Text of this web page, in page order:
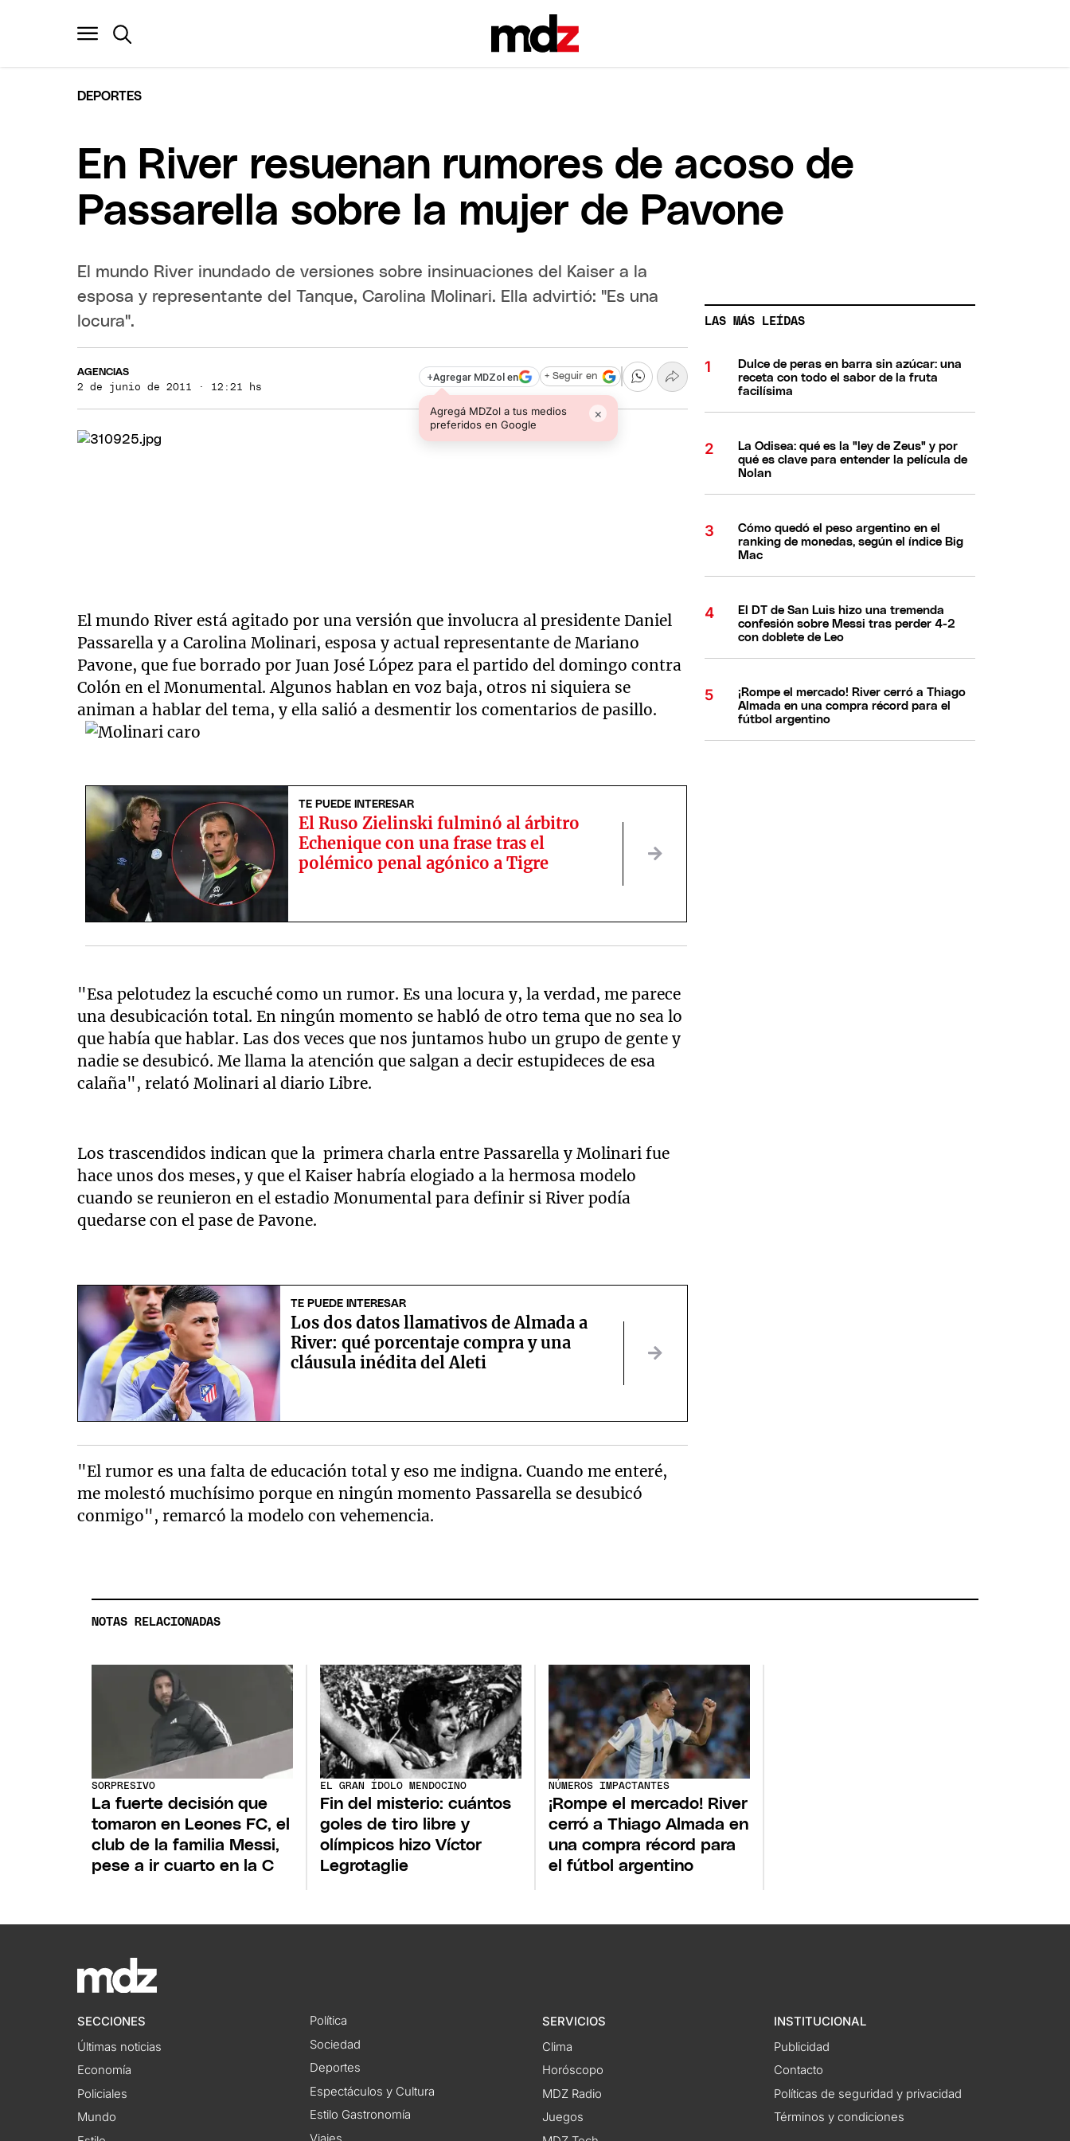
DEPORTES
En River resuenan rumores de acoso de
Passarella sobre la mujer de Pavone
El mundo River inundado de versiones sobre insinuaciones del Kaiser a la
esposa y representante del Tanque, Carolina Molinari. Ella advirtió: "Es una
locura".
AGENCIAS
2 de junio de 2011 · 12:21 hs
+Agregar MDZol en
Agregá MDZol a tus medios
preferidos en Google
×
+ Seguir en
El mundo River está agitado por una versión que involucra al presidente Daniel
Passarella y a Carolina Molinari, esposa y actual representante de Mariano
Pavone, que fue borrado por Juan José López para el partido del domingo contra
Colón en el Monumental. Algunos hablan en voz baja, otros ni siquiera se
animan a hablar del tema, y ella salió a desmentir los comentarios de pasillo.
TE PUEDE INTERESAR
El Ruso Zielinski fulminó al árbitro
Echenique con una frase tras el
polémico penal agónico a Tigre
"Esa pelotudez la escuché como un rumor. Es una locura y, la verdad, me parece
una desubicación total. En ningún momento se habló de otro tema que no sea lo
que había que hablar. Las dos veces que nos juntamos hubo un grupo de gente y
nadie se desubicó. Me llama la atención que salgan a decir estupideces de esa
calaña", relató Molinari al diario Libre.
Los trascendidos indican que la primera charla entre Passarella y Molinari fue
hace unos dos meses, y que el Kaiser habría elogiado a la hermosa modelo
cuando se reunieron en el estadio Monumental para definir si River podía
quedarse con el pase de Pavone.
TE PUEDE INTERESAR
Los dos datos llamativos de Almada a
River: qué porcentaje compra y una
cláusula inédita del Aleti
"El rumor es una falta de educación total y eso me indigna. Cuando me enteré,
me molestó muchísimo porque en ningún momento Passarella se desubicó
conmigo", remarcó la modelo con vehemencia.
LAS MÁS LEÍDAS
Dulce de peras en barra sin azúcar: una
receta con todo el sabor de la fruta
facilísima
La Odisea: qué es la "ley de Zeus" y por
qué es clave para entender la película de
Nolan
Cómo quedó el peso argentino en el
ranking de monedas, según el índice Big
Mac
El DT de San Luis hizo una tremenda
confesión sobre Messi tras perder 4-2
con doblete de Leo
¡Rompe el mercado! River cerró a Thiago
Almada en una compra récord para el
fútbol argentino
NOTAS RELACIONADAS
SORPRESIVO
La fuerte decisión que
tomaron en Leones FC, el
club de la familia Messi,
pese a ir cuarto en la C
EL GRAN ÍDOLO MENDOCINO
Fin del misterio: cuántos
goles de tiro libre y
olímpicos hizo Víctor
Legrotaglie
NÚMEROS IMPACTANTES
¡Rompe el mercado! River
cerró a Thiago Almada en
una compra récord para
el fútbol argentino
SECCIONES
Últimas noticias
Economía
Policiales
Mundo
Política
Sociedad
Deportes
Espectáculos y Cultura
Estilo Gastronomía
SERVICIOS
Clima
Horóscopo
MDZ Radio
Juegos
INSTITUCIONAL
Publicidad
Contacto
Políticas de seguridad y privacidad
Términos y condiciones